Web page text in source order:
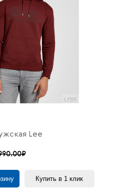
Lee
Купить в 1 клик